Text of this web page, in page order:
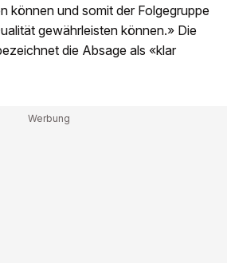
können und somit der Folgegruppe
gewährleisten können.» Die
die Absage als «klar